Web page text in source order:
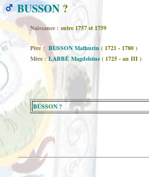
BUSSON ?
Naissance : entre 1757 et 1759
Père : BUSSON Mathurin ( 1721 - 1780 )
Mère : LABBÉ Magdeleine ( 1725 - an III )
BUSSON ?